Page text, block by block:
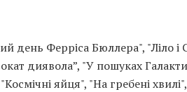
день Ферріса Бюллера", "Ліло і
диявола”, "У пошуках
яйця", "На гребені хвилі",